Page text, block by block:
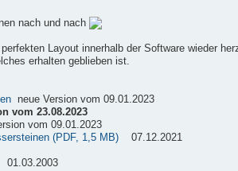
nach und nach
Layout innerhalb der Software wieder
erhalten geblieben ist.
neue Version vom 09.01.2023
vom 23.08.2023
vom 09.01.2023
(PDF, 1,5 MB) 07.12.2021